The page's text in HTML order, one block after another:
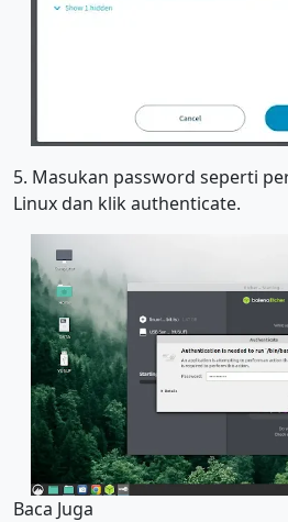
5. Masukan password seperti
Linux dan klik authenticate.
Baca Juga